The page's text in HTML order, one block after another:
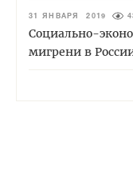
31 ЯНВАРЯ 2019
Социально-
мигрени в